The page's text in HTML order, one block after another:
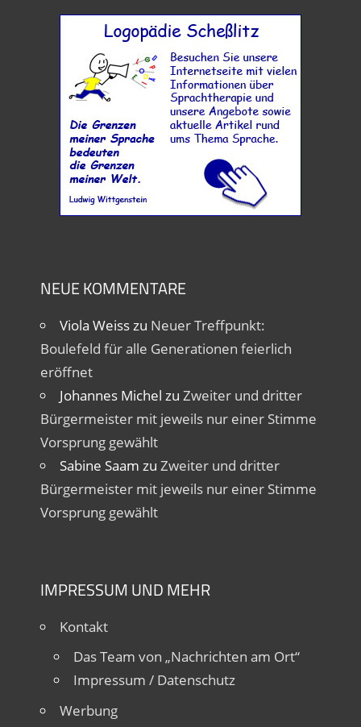
NEUE KOMMENTARE
Viola Weisszu Neuer Treffpunkt:
Boulefeld für alle Generationen feierlich
eröffnet
Johannes Michel zu Zweiter und dritter
Bürgermeister mit jeweils nur einer Stimme
Vorsprung gewählt
Sabine Saam zu Zweiter und dritter
Bürgermeister mit jeweils nur einer Stimme
Vorsprung gewählt
IMPRESSUM UND MEHR
Kontakt
Das Team von „Nachrichten am Ort“
Impressum / Datenschutz
Werbung